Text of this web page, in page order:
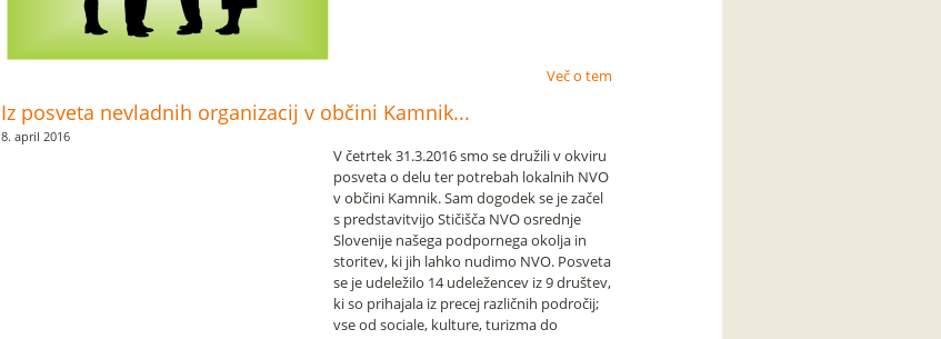
Več o tem
Iz posveta nevladnih organizacij v občini Kamnik...
8. april 2016
V četrtek 31.3.2016 smo se družili v okviru
posveta o delu ter potrebah lokalnih NVO
v občini Kamnik. Sam dogodek se je začel
s predstavitvijo Stičišča NVO osrednje
Slovenije našega podpornega okolja in
storitev, ki jih lahko nudimo NVO. Posveta
se je udeležilo 14 udeležencev iz 9 društev,
ki so prihajala iz precej različnih področij;
vse od sociale, kulture, turizma do